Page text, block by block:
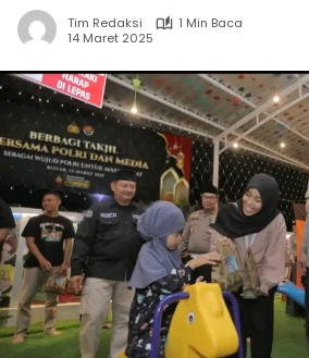
Tim Redaksi
1 Min Baca
14 Maret 2025